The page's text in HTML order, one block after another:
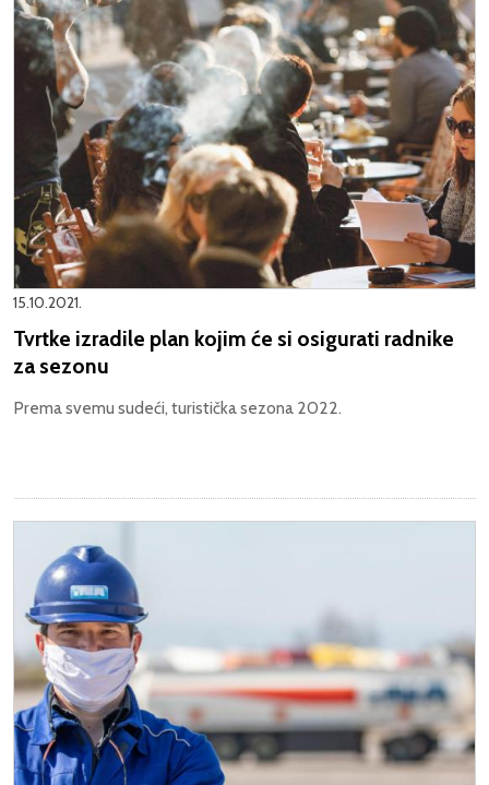
15.10.2021.
Tvrtke izradile plan kojim će si osigurati radnike
za sezonu
Prema svemu sudeći, turistička sezona 2022.